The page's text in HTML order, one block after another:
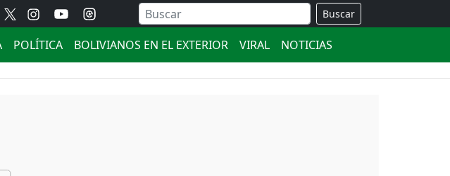
Buscar
POLÍTICA BOLIVIANOS EN EL EXTERIOR VIRAL NOTICIAS